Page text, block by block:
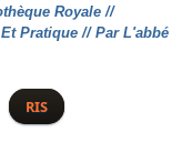
ouvert
Royale //
Pratique // Par L'abbé
de la musique //
par l'abbé Martin [Texte
RIS